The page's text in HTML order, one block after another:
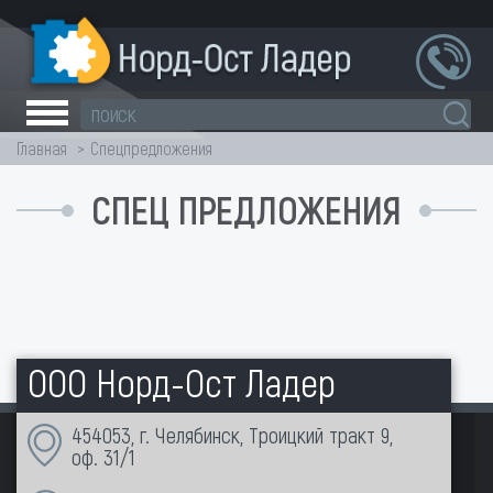
Главная Спецпредложения
СПЕЦ ПРЕДЛОЖЕНИЯ
ООО Норд-Ост Ладер
454053, г. Челябинск, Троицкий тракт 9,
оф. 31/1